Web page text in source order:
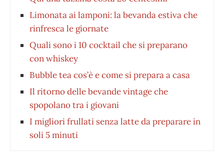
Limonata ai lamponi: la bevanda estiva che
rinfresca le giornate
Quali sono i 10 cocktail che si preparano
con whiskey
Bubble tea cos’è e come si prepara a casa
Il ritorno delle bevande vintage che
spopolano tra i giovani
I migliori frullati senza latte da preparare in
soli 5 minuti